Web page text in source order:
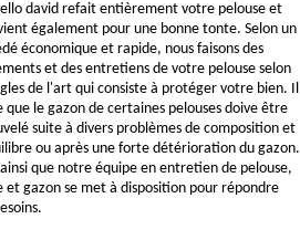
david refait entièrement votre pelouse et
également pour une bonne tonte. Selon un
économique et rapide, nous faisons des
et des entretiens de votre pelouse selon
de l'art qui consiste à protéger votre bien. Il
que le gazon de certaines pelouses doive être
suite à divers problèmes de composition et
ou après une forte détérioration du gazon.
que notre équipe en entretien de pelouse,
et gazon se met à disposition pour répondre